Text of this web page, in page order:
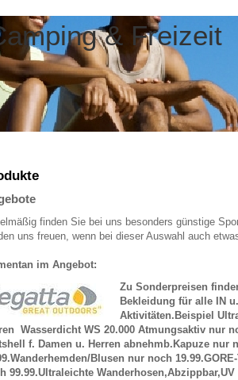
& Freizeit
finden Sie bei uns besonders günstige
uns freuen, wenn bei dieser Auswahl auch
im Angebot:
Zu Sonderpreisen
Bekleidung für alle IN
Aktivitäten.Beispiel
Wasserdicht WS 20.000 Atmungsaktiv nur
f. Damen u. Herren abnehmb.Kapuze nur
Blusen nur noch
99.99.Ultraleichte